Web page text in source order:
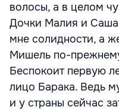
волосы, а в целом
Дочки Малия и Саша
мне солидности, а
Мишель по-
Беспокоит первую
лицо Барака. Ведь
и у страны сейчас